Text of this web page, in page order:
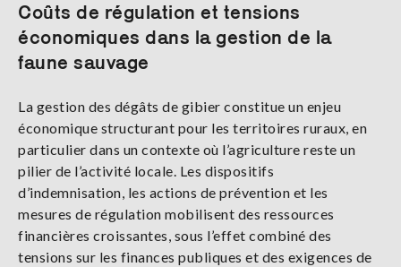
Coûts de régulation et tensions
économiques dans la gestion de la
faune sauvage
La gestion des dégâts de gibier constitue un enjeu
économique structurant pour les territoires ruraux, en
particulier dans un contexte où l’agriculture reste un
pilier de l’activité locale. Les dispositifs
d’indemnisation, les actions de prévention et les
mesures de régulation mobilisent des ressources
financières croissantes, sous l’effet combiné des
tensions sur les finances publiques et des exigences de